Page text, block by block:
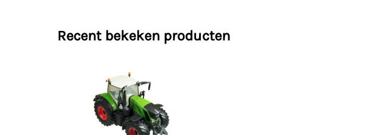
Recent bekeken producten